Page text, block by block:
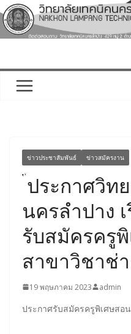
Skip
to
content
ข่าวประชาสัมพันธ์ ข่าวสมัครงาน
ประกาศวิท
นครลำปาง
รับสมัครครู
สาขาวิชาช่
19 พฤษภาคม 2023 admin
ประกาศรับสมัครครูพิเศษสอ